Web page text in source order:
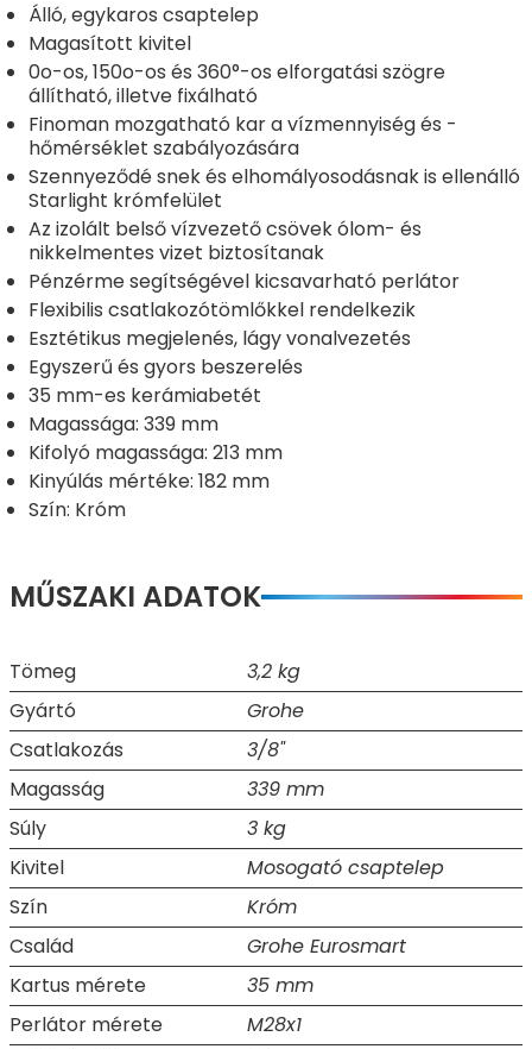
Álló, egykaros csaptelep
Magasított kivitel
0o-os, 150o-os és 360°-os elforgatási szögre
állítható, illetve fixálható
Finoman mozgatható kar a vízmennyiség és -
hőmérséklet szabályozására
Szennyeződé snek és elhomályosodásnak is ellenálló
Starlight krómfelület
Az izolált belső vízvezető csövek ólom- és
nikkelmentes vizet biztosítanak
Pénzérme segítségével kicsavarható perlátor
Flexibilis csatlakozótömlőkkel rendelkezik
Esztétikus megjelenés, lágy vonalvezetés
Egyszerű és gyors beszerelés
35 mm-es kerámiabetét
Magassága: 339 mm
Kifolyó magassága: 213 mm
Kinyúlás mértéke: 182 mm
Szín: Króm
MŰSZAKI ADATOK
Tömeg
3,2 kg
Gyártó
Grohe
Csatlakozás
3/8"
Magasság
339 mm
Súly
3 kg
Kivitel
Mosogató csaptelep
Szín
Króm
Család
Grohe Eurosmart
Kartus mérete
35 mm
Perlátor mérete
M28x1